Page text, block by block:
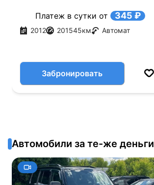
Платеж в сутки от 345 ₽
2012 201545км Автомат
Забронировать
Автомобили за те-же деньги